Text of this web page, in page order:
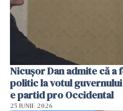
Nicușor Dan admite că
politic la votul guvernului
e partid pro Occidental
25 IUNIE 2026